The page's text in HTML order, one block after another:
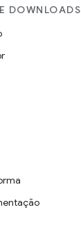
DOWNLOADS